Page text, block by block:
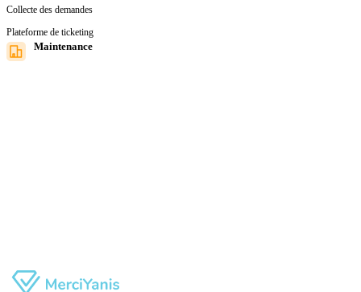
Collecte des demandes
Plateforme de ticketing
Maintenance